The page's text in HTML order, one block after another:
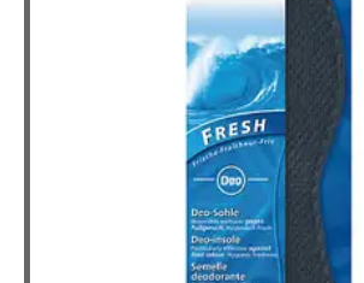
kan
gekozen
worden
op
de
productpagina